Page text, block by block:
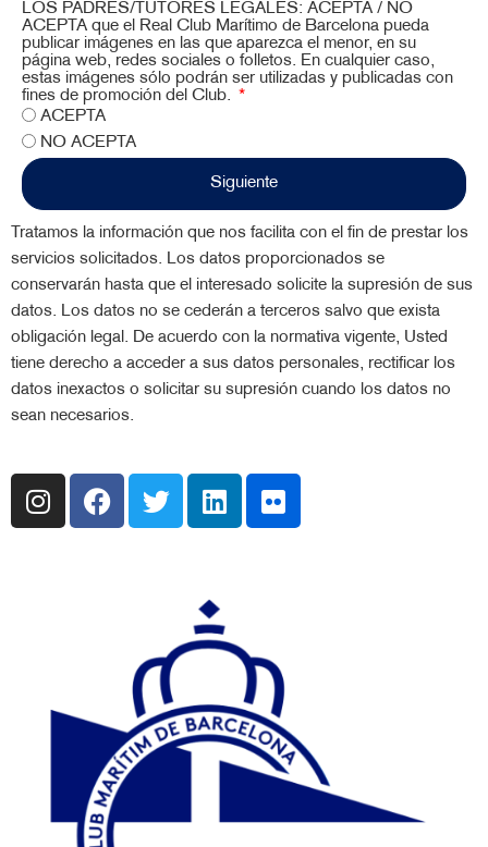
LOS PADRES/TUTORES LEGALES: ACEPTA / NO
ACEPTA que el Real Club Marítimo de Barcelona pueda
publicar imágenes en las que aparezca el menor, en su
página web, redes sociales o folletos. En cualquier caso,
estas imágenes sólo podrán ser utilizadas y publicadas con
fines de promoción del Club.
ACEPTA
NO ACEPTA
Siguiente
Tratamos la información que nos facilita con el fin de prestar los
servicios solicitados. Los datos proporcionados se
conservarán hasta que el interesado solicite la supresión de sus
datos. Los datos no se cederán a terceros salvo que exista
obligación legal. De acuerdo con la normativa vigente, Usted
tiene derecho a acceder a sus datos personales, rectificar los
datos inexactos o solicitar su supresión cuando los datos no
sean necesarios.